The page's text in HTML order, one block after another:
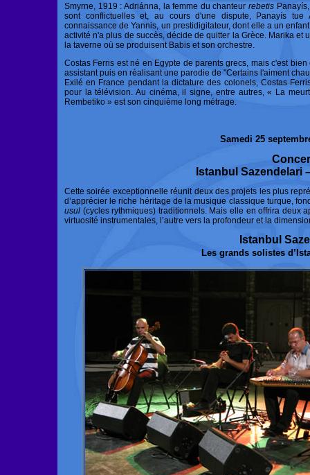
Smyrne, 1919 : Adriánna, la femme du chanteurrebetis
sont conflictuelles et, au cours d'une dispute, Panayís
connaissance de Yannis, un prestidigitateur, dont elle a un
activité n'a plus de succès, décide de quitter la Grèce. Marika et
la taverne où se produisent Babis et son orchestre.
Costas Ferris est né en Egypte de parents grecs, mais c'est
assistant puis en réalisant une parodie de "Certains l'aiment
Exilé en France pendant la dictature des colonels, Costas
pour la télévision. Au cinéma, il signe, entre autres, « La
Rembetiko » est son cinquième long métrage.
Samedi 25
Istanbul Sazendelari
Cette soirée exceptionnelle réunit deux des projets les plus
d’apprécier le riche héritage de la musique classique turque,
usul (cycles rythmiques) traditionnels. Mais elle en offrira deux
virtuosité instrumentales, l’autre vers la profondeur et la
Istanbul
Les grands solistes